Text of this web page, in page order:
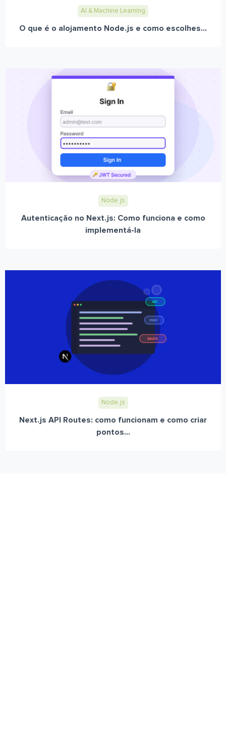
AI & Machine Learning
O que é o alojamento Node.js e como escolhes...
Node.js
Autenticação no Next.js: Como funciona e como
implementá-la
Node.js
Next.js API Routes: como funcionam e como criar
pontos...